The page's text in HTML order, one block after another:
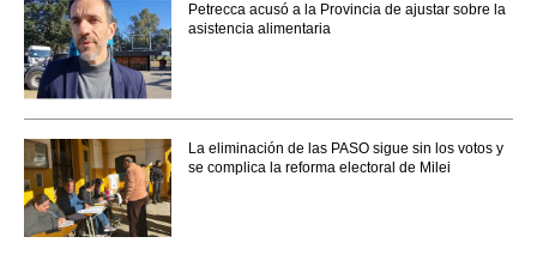
Petrecca acusó a la Provincia de ajustar sobre la
asistencia alimentaria
La eliminación de las PASO sigue sin los votos y
se complica la reforma electoral de Milei